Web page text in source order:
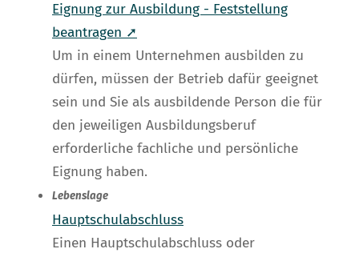
Eignung zur Ausbildung - Feststellung
beantragen ➚
Um in einem Unternehmen ausbilden zu
dürfen, müssen der Betrieb dafür geeignet
sein und Sie als ausbildende Person die für
den jeweiligen Ausbildungsberuf
erforderliche fachliche und persönliche
Eignung haben.
Lebenslage
Hauptschulabschluss
Einen Hauptschulabschluss oder